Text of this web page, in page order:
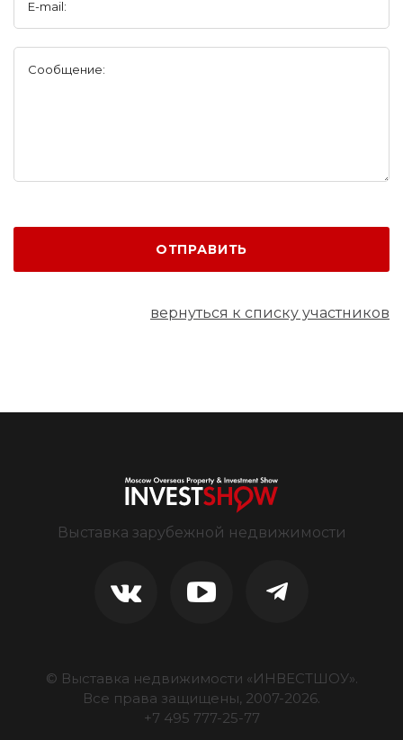
E-mail:
Сообщение:
ОТПРАВИТЬ
вернуться к списку участников
Выставка зарубежной недвижимости
© Выставка недвижимости «ИНВЕСТШОУ».
Все права защищены, 2007-2026.
+7 495 777-25-77